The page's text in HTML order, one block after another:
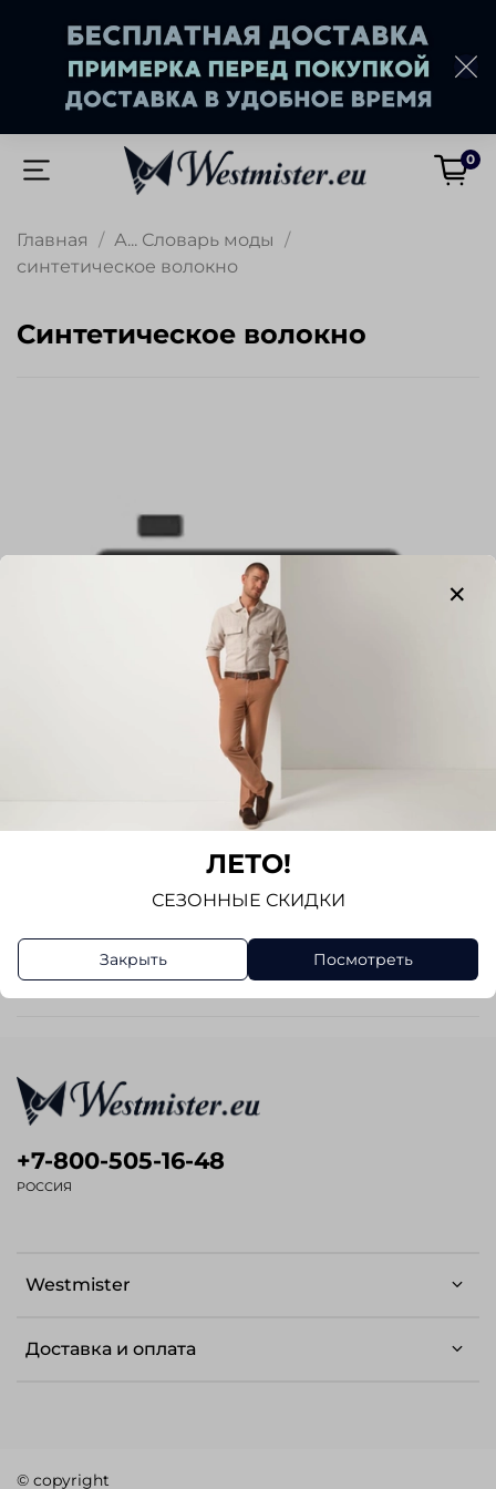
0
Главная
А... Словарь моды
синтетическое волокно
синтетическое волокно
Акрил - синтетическое волокно высокого
качества, теплое, формоустойчивое, с
защитой от моли.
Westmister
Доставка и оплата
+7-800-505-16-48
РОССИЯ
© copyright
ЛЕТО!
СЕЗОННЫЕ СКИДКИ
Закрыть Посмотреть